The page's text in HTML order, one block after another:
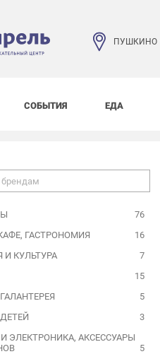
ПУШКИНО
СОБЫТИЯ ЕДА
76
ГАСТРОНОМИЯ
16
И КУЛЬТУРА
7
15
5
3
ЭЛЕКТРОНИКА, АКСЕССУАРЫ
5